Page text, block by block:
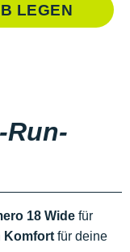
LEGEN
Run-
18 Wide für
Komfort für deine